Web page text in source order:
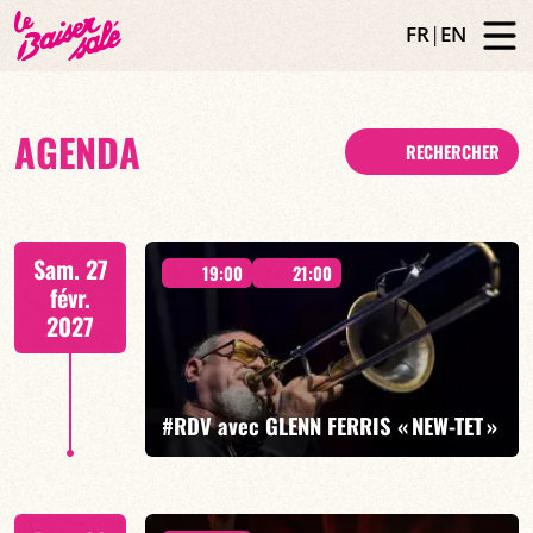
FR|EN
AGENDA RECHERCHER
Sam. 27
févr.
2027
19:00 21:00
#RDV avec GLENN FERRIS « NEW-TET »
Glenn Ferris/Bruno Rousselet/Mike Felberbaum/Jeff